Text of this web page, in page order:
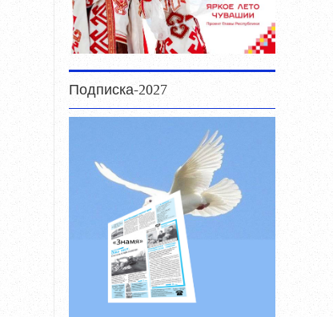
Подписка-2027